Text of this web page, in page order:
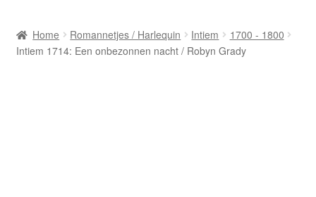
Afrekenen
Home Romannetjes / Harlequin Intiem
1700 - 1800
Intiem 1714: Een onbezonnen nacht / Robyn Grady